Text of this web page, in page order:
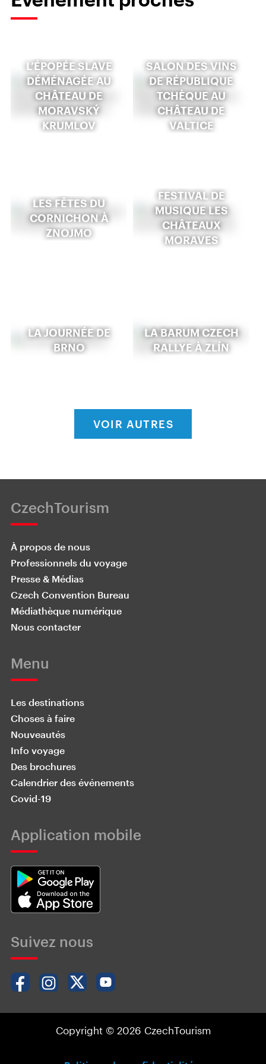
L’ÉPOPÉE SLAVE
DÉMÉNAGÉE AU
CHÂTEAU DE
MORAVSKÝ
KRUMLOV
SALON DES VINS
DE RÉPUBLIQUE
TCHÈQUE AU
CHÂTEAU DE
VALTICE
LES FÊTES DU
CORNICHON À
ZNOJMO
FESTIVAL DE
MUSIQUE LES
CHÂTEAUX
MORAVES
LA JOURNÉE DE
BRNO
LA BARUM CZECH
RALLYE À ZLÍN
VOIR AUTRES
CzechTourism
À propos de nous
Professionnels du voyage
Presse & Médias
Czech Convention Bureau
Médiathèque numérique
Nous contacter
Menu
Les destinations
Choses à faire
Nouveautés
Info voyage
Des brochures
Calendrier des événements
Covid-19
Application mobile
Suivez nous
Copyright © 2026 CzechTourism